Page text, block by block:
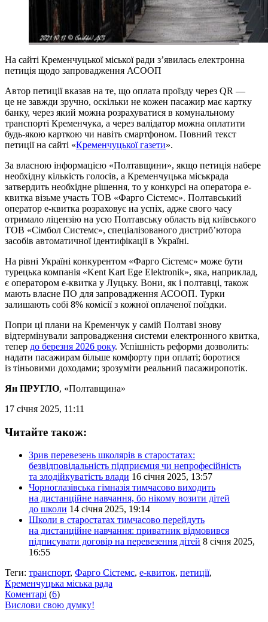
На сайті Кременчуцької міської ради з’явилась електронна
петиція щодо запровадження АСООП
Автор петиції вказав на те, що оплата проїзду через QR —
це не завжди зручно, оскільки не кожен пасажир має картку
банку, через який можна розрахуватися в комунальному
транспорті Кременчука, а через валідатор можна оплатити
будь-якою карткою чи навіть смартфоном. Повний текст
петиції на сайті «Кременчуцької газети».
За власною інформацією «Полтавщини», якщо петиція набере
необхідну кількість голосів, а Кременчуцька міськрада
затвердить необхідне рішення, то у конкурсі на оператора е-
квитка візьме участь ТОВ «Фарго Сістемс». Полтавський
оператор е-квитка розраховує на успіх, адже свого часу
отримало ліцензію на усю Полтавську область від київського
ТОВ «Сімбол Системс», спеціалізованого дистриб’ютора
засобів автоматичної ідентифікації в Україні.
На рівні Україні конкурентом «Фарго Сістемс» може бути
турецька компанія «Kent Kart Ege Elektronik», яка, наприклад,
є оператором е-квитка у Луцьку. Вони, як і полтавці, також
мають власне ПО для запровадження АСООП. Турки
залишають собі 8% комісії з кожної оплаченої поїздки.
Попри ці плани на Кременчук у самій Полтаві знову
відтермінували запровадження системи електронного квитка,
тепер до березня 2026 року. Успішність реформи дозволить:
надати пасажирам більше комфорту при оплаті; боротися
із тіньовими доходами; зрозуміти реальний пасажиропотік.
Ян ПРУГЛО, «Полтавщина»
17 січня 2025, 11:11
Читайте також:
Зрив перевезень школярів в старостатах:
безвідповідальність підприємця чи непрофесійність
та злодійкуватість влади 16 січня 2025, 13:57
Чорноглазівська гімназія тимчасово виходить
на дистанційне навчання, бо нікому возити дітей
до школи 14 січня 2025, 19:14
Школи в старостатах тимчасово перейдуть
на дистанційне навчання: приватник відмовився
підписувати договір на перевезення дітей 8 січня 2025,
16:55
Теги: транспорт, Фарго Сістемс, е-квиток, петиції,
Кременчуцька міська рада
Коментарі (6)
Вислови свою думку!